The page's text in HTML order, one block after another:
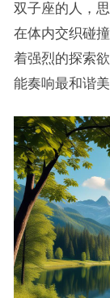
双子座的人，
在体内交织碰
着强烈的探索
能奏响最和谐